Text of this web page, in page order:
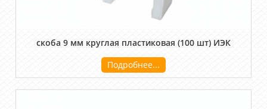
скоба 9 мм круглая пластиковая (100 шт) ИЭК
Подробнее...